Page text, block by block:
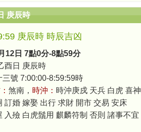
庚辰時
庚辰時 時辰吉凶
12日 7點0分-8點59分
酉日 庚辰時
號 7:00:00-8:59:59時
煞南， 時沖： 時沖庚戍 天兵 白虎 喜神
訂婚 嫁娶 出行 求財 開市 交易 安床
入殮 白虎鬚用 麒麟符制 否則 諸事不宜